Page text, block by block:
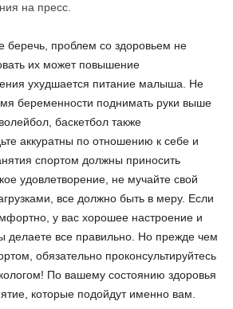
на пресс.
беречь, проблем со здоровьем не
их может повышение
ухудшается питание малыша. Не
беременности поднимать руки выше
баскетбол также
аккуратны по отношению к себе и
спортом должны приносить
удовлетворение, не мучайте свой
все должно быть в меру. Если
у вас хорошее настроение и
делаете все правильно. Но прежде чем
обязательно проконсультируйтесь
По вашему состоянию здоровья
которые подойдут именно вам.